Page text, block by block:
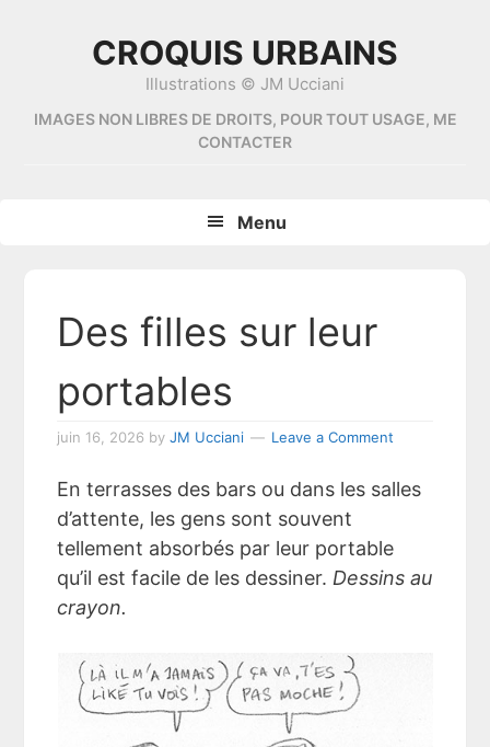
CROQUIS URBAINS
Illustrations © JM Ucciani
IMAGES NON LIBRES DE DROITS, POUR TOUT USAGE, ME
CONTACTER
Menu
Des filles sur leur
portables
juin 16, 2026 byJM Ucciani Leave a Comment
En terrasses des bars ou dans les salles
d’attente, les gens sont souvent
tellement absorbés par leur portable
qu’il est facile de les dessiner.Dessins au
crayon.